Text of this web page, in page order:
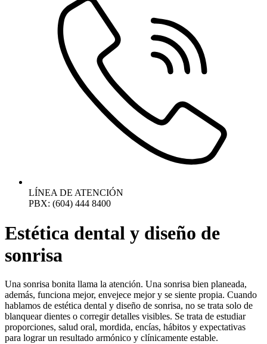
LÍNEA DE ATENCIÓN
PBX: (604) 444 8400
Estética dental y diseño de
sonrisa
Una sonrisa bonita llama la atención. Una sonrisa bien planeada,
además, funciona mejor, envejece mejor y se siente propia. Cuando
hablamos de estética dental y diseño de sonrisa, no se trata solo de
blanquear dientes o corregir detalles visibles. Se trata de estudiar
proporciones, salud oral, mordida, encías, hábitos y expectativas
para lograr un resultado armónico y clínicamente estable.